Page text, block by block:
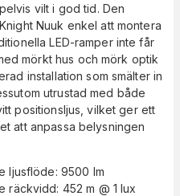
vilt i god tid. Den
Nuuk enkel att montera
LED-ramper inte får
mörkt hus och mörk optik
installation som smälter in
utrustad med både
positionsljus, vilket ger ett
att anpassa belysningen
ljusflöde: 9500 lm
452 m @ 1 lux